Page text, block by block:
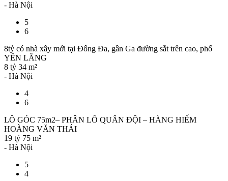
- Hà Nội
5
6
8tỷ có nhà xây mới tại Đống Đa, gần Ga đường sắt trên cao, phố
YÊN LÃNG
8 tỷ 34 m²
- Hà Nội
4
6
LÔ GÓC 75m2– PHÂN LÔ QUÂN ĐỘI – HÀNG HIẾM
HOÀNG VĂN THÁI
19 tỷ 75 m²
- Hà Nội
5
4